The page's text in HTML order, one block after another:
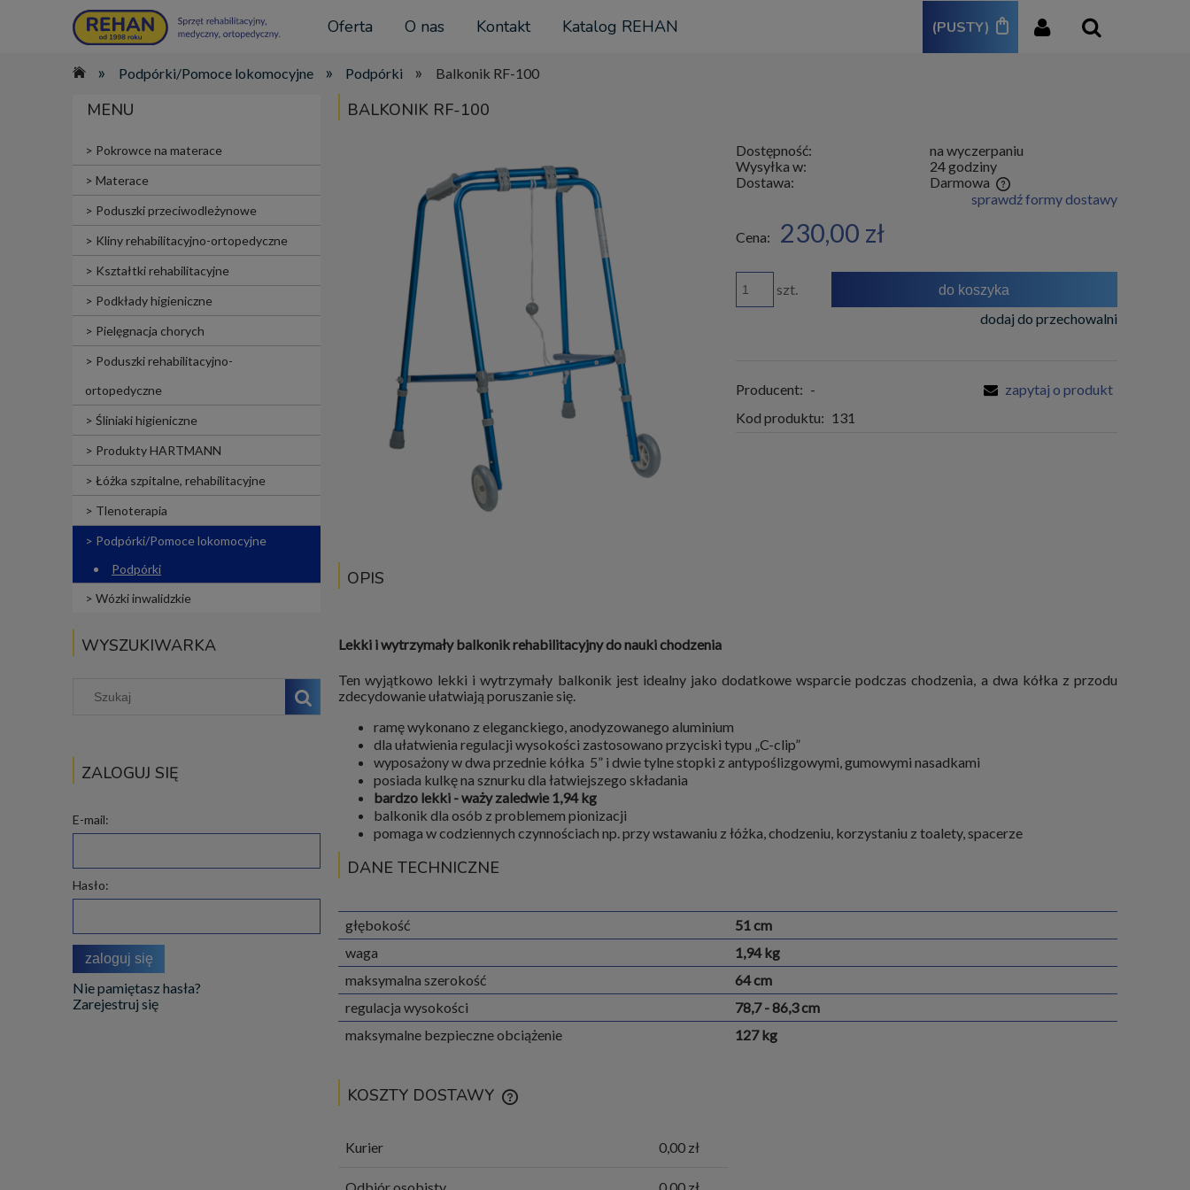
(PUSTY)
Oferta O nas Kontakt Katalog REHAN
» Podpórki/Pomoce lokomocyjne » Podpórki » Balkonik RF-100
MENU
Pokrowce na materace
Materace
Poduszki przeciwodleżynowe
Kliny rehabilitacyjno-ortopedyczne
Kształtki rehabilitacyjne
Podkłady higieniczne
Pielęgnacja chorych
Poduszki rehabilitacyjno-
ortopedyczne
Śliniaki higieniczne
Produkty HARTMANN
Łóżka szpitalne, rehabilitacyjne
Tlenoterapia
Podpórki/Pomoce lokomocyjne
Podpórki
Wózki inwalidzkie
WYSZUKIWARKA
ZALOGUJ SIĘ
E-mail:
Hasło:
zaloguj się
Nie pamiętasz hasła?
Zarejestruj się
BALKONIK RF-100
Dostępność:
na wyczerpaniu
Wysyłka w:
24 godziny
Dostawa:
Darmowa
Cena nie zawiera ewentualnych kosztów
płatności
sprawdź formy dostawy
Cena: 230,00 zł
szt. do koszyka
dodaj do przechowalni
Producent: -
Kod produktu: 131
zapytaj o produkt
OPIS
Lekki i wytrzymały balkonik rehabilitacyjny do nauki chodzenia
Ten wyjątkowo lekki i wytrzymały balkonik jest idealny jako dodatkowe wsparcie podczas chodzenia, a dwa kółka z przodu
zdecydowanie ułatwiają poruszanie się.
ramę wykonano z eleganckiego, anodyzowanego aluminium
dla ułatwienia regulacji wysokości zastosowano przyciski typu „C-clip”
wyposażony w dwa przednie kółka 5” i dwie tylne stopki z antypoślizgowymi, gumowymi nasadkami
posiada kulkę na sznurku dla łatwiejszego składania
bardzo lekki - waży zaledwie 1,94 kg
balkonik dla osób z problemem pionizacji
pomaga w codziennych czynnościach np. przy wstawaniu z łóżka, chodzeniu, korzystaniu z toalety, spacerze
DANE TECHNICZNE
głębokość
51 cm
waga
1,94 kg
maksymalna szerokość
64 cm
regulacja wysokości
78,7 - 86,3 cm
maksymalne bezpieczne obciążenie
127 kg
KOSZTY DOSTAWY
CENA NIE ZAWIERA EWENTUALNYCH
Kurier 0,00 zł
Odbiór osobisty 0,00 zł